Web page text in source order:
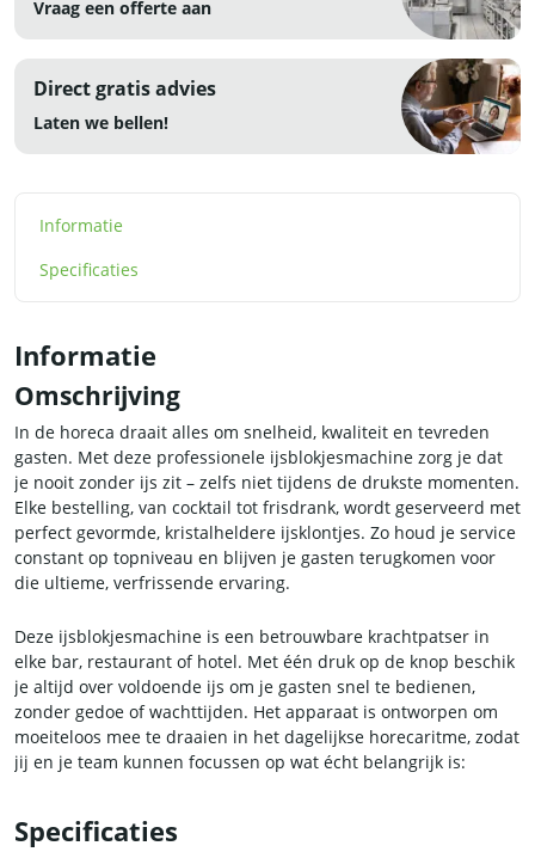
Vraag een offerte aan
Direct gratis advies
Laten we bellen!
Informatie
Specificaties
Informatie
Omschrijving
In de horeca draait alles om snelheid, kwaliteit en tevreden
gasten. Met deze professionele ijsblokjesmachine zorg je dat
je nooit zonder ijs zit – zelfs niet tijdens de drukste momenten.
Elke bestelling, van cocktail tot frisdrank, wordt geserveerd met
perfect gevormde, kristalheldere ijsklontjes. Zo houd je service
constant op topniveau en blijven je gasten terugkomen voor
die ultieme, verfrissende ervaring.
Deze ijsblokjesmachine is een betrouwbare krachtpatser in
elke bar, restaurant of hotel. Met één druk op de knop beschik
je altijd over voldoende ijs om je gasten snel te bedienen,
zonder gedoe of wachttijden. Het apparaat is ontworpen om
moeiteloos mee te draaien in het dagelijkse horecaritme, zodat
jij en je team kunnen focussen op wat écht belangrijk is:
Voor de fanatieke thuisgastheer biedt deze ijsblokjesmachine
Specificaties